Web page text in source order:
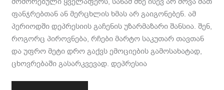
ფანჯრებთან ან მერცხლის ხმას არ გაიგონებენ. ამ
პერიოდში დეპრესიის გაჩენის უზარმაზარი შანსია. შენ,
როგორც პიროვნება, რჩები მარტო საკუთარ თავთან
და უფრო მეტი დრო გაქვს ემოციების გამოსახატად,
ცხოვრებაში გასარკვევად. დეპრესია